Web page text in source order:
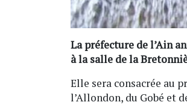
La préfecture de l’Ain
à la salle de la
Elle sera consacrée au
l’Allondon, du Gobé et